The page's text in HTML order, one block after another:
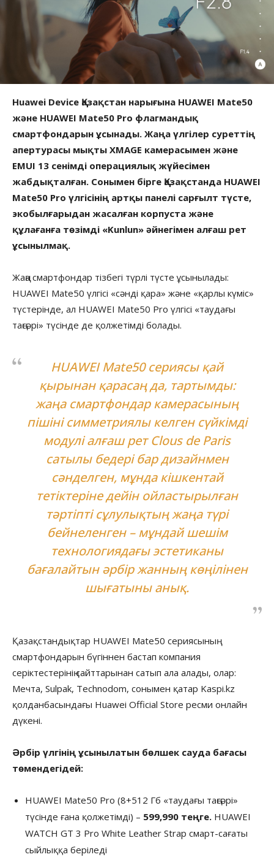
Huawei Device Қазақстан нарығына HUAWEI Mate50
және HUAWEI Mate50 Pro флагмандық
смартфондарын ұсынады. Жаңа үлгілер суреттің
апертурасы мықты XMAGE камерасымен және
EMUI 13 сенімді операциялық жүйесімен
жабдықталған. Сонымен бірге Қазақстанда HUAWEI
Mate50 Pro үлгісінің артқы панелі сарғылт түсте,
экобылғарыдан жасалған корпуста және
құлағанға төзімді «Kunlun» әйнегімен алғаш рет
ұсынылмақ.
Жаңа смартфондар тізбегі түрлі түсте ұсынылады:
HUAWEI Mate50 үлгісі «сәнді қара» және «қарлы күміс»
түстерінде, ал HUAWEI Mate50 Pro үлгісі «таудағы
таңсәрі» түсінде де қолжетімді болады.
HUAWEI Mate50 сериясы қай
қырынан қарасаң да, тартымды:
жаңа смартфондар камерасының
пішіні симметриялы келген сүйкімді
модулі алғаш рет Clous de Paris
сатылы бедері бар дизайнмен
сәнделген, мұнда кішкентай
тетіктеріне дейін ойластырылған
тәртіпті сұлулықтың жаңа түрі
бейнеленген – мұндай шешім
технологиядағы эстетиканы
бағалайтын әрбір жанның көңілінен
шығатыны анық.
Қазақстандықтар HUAWEI Mate50 сериясының
смартфондарын бүгіннен бастап компания
серіктестерінің сайттарынан сатып ала алады, олар:
Мечта, Sulpak, Technodom, сонымен қатар Kaspi.kz
қолданбасындағы Huawei Official Store ресми онлайн
дүкені.
Әрбір үлгінің ұсынылатын бөлшек сауда бағасы
төмендегідей:
HUAWEI Mate50 Pro (8+512 Гб «таудағы таңсәрі»
түсінде ғана қолжетімді) – 599,990 теңге. HUAWEI
WATCH GT 3 Pro White Leather Strap смарт-сағаты
сыйлыққа беріледі